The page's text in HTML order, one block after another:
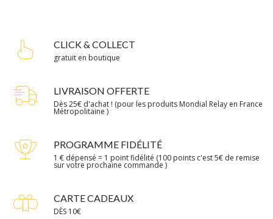
CLICK & COLLECT
gratuit en boutique
LIVRAISON OFFERTE
Dès 25€ d'achat ! (pour les produits Mondial Relay en France
Métropolitaine )
PROGRAMME FIDÉLITÉ
1 € dépensé = 1 point fidélité (100 points c'est 5€ de remise
sur votre prochaine commande )
CARTE CADEAUX
DÈS 10€